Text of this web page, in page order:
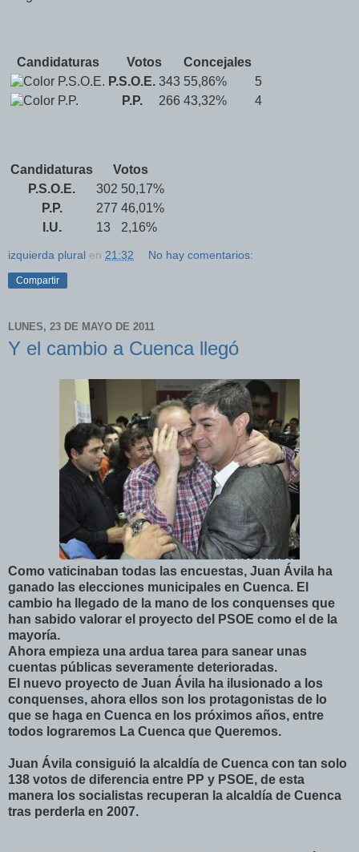
Candidaturas Votos
Concejales
P.S.O.E. 343 55,86%
5
P.P.
266 43,32% 4
Candidaturas
Votos
P.S.O.E.
302 50,17%
P.P.
277 46,01%
I.U.
13 2,16%
izquierda plural en 21:32 No hay comentarios:
Compartir
LUNES, 23 DE MAYO DE 2011
Y el cambio a Cuenca llegó
Como vaticinaban todas las encuestas, Juan Ávila ha
ganado las elecciones municipales en Cuenca. El
cambio ha llegado de la mano de los conquenses que
han sabido valorar el proyecto del PSOE como el de la
mayoría.
Ahora empieza una ardua tarea para sanear unas
cuentas públicas severamente deterioradas.
El nuevo proyecto de Juan Ávila ha ilusionado a los
conquenses, ahora ellos son los protagonistas de lo
que se haga en Cuenca en los próximos años, entre
todos lograremos La Cuenca que Queremos.
Juan Ávila consiguió la alcaldía de Cuenca con tan solo
138 votos de diferencia entre PP y PSOE, de esta
manera los socialistas recuperan la alcaldía de Cuenca
tras perderla en 2007.